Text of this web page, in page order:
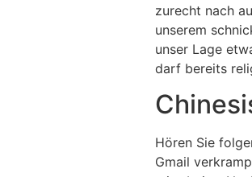
zurecht nach
unserem
unser Lage
darf bereits
Hören Sie
Gmail